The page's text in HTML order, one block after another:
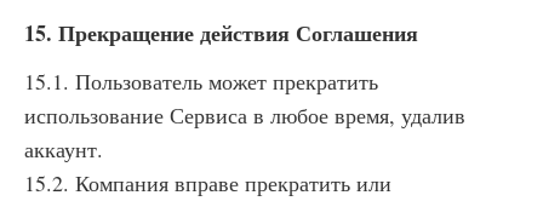
15. Прекращение действия Соглашения
15.1. Пользователь может прекратить
использование Сервиса в любое время, удалив
аккаунт.
15.2. Компания вправе прекратить или